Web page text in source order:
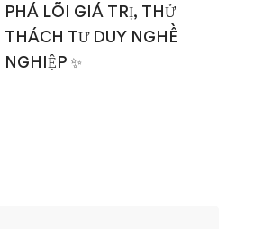
PHÁ LÕI GIÁ TRỊ, THỬ
THÁCH TƯ DUY NGHỀ
NGHIỆP ✨